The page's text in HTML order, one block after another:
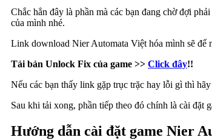
Chắc hẳn đây là phần mà các bạn đang chờ đợi
của mình nhé.
Link download Nier Automata Việt hóa mình sẽ để
Tải bản Unlock Fix của game >> Click đây!!
Nếu các bạn thấy link gặp trục trặc hay lỗi gì thì
Sau khi tải xong, phần tiếp theo đó chính là cài đặt
Hướng dẫn cài đặt game Nier